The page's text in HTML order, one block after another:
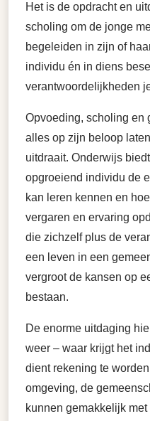
Het is de opdracht en
scholing om de jonge
begeleiden in zijn of
individu én in diens
verantwoordelijkheden
Opvoeding, scholing en
alles op zijn beloop
uitdraait. Onderwijs
opgroeiend individu de
kan leren kennen en
vergaren en ervaring
die zichzelf plus de
een leven in een
vergroot de kansen op
bestaan.
De enorme uitdaging
weer – waar krijgt het
dient rekening te
omgeving, de
kunnen gemakkelijk